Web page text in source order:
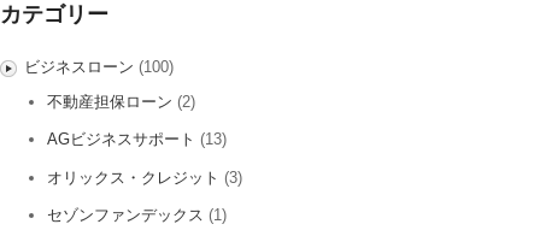
カテゴリー
ビジネスローン (100)
不動産担保ローン (2)
AGビジネスサポート (13)
オリックス・クレジット (3)
セゾンファンデックス (1)